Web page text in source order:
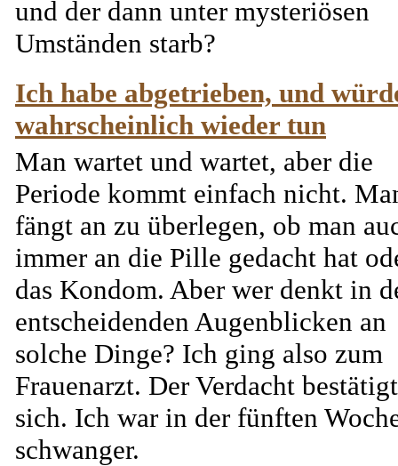
und der dann unter mysteriösen
Umständen starb?
Ich habe abgetrieben, und
wahrscheinlich wieder tun
Man wartet und wartet, aber die
Periode kommt einfach nicht.
fängt an zu überlegen, ob man
immer an die Pille gedacht hat
das Kondom. Aber wer denkt in
entscheidenden Augenblicken an
solche Dinge? Ich ging also zum
Frauenarzt. Der Verdacht
sich. Ich war in der fünften
schwanger.